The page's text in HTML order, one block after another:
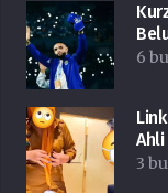
6
3